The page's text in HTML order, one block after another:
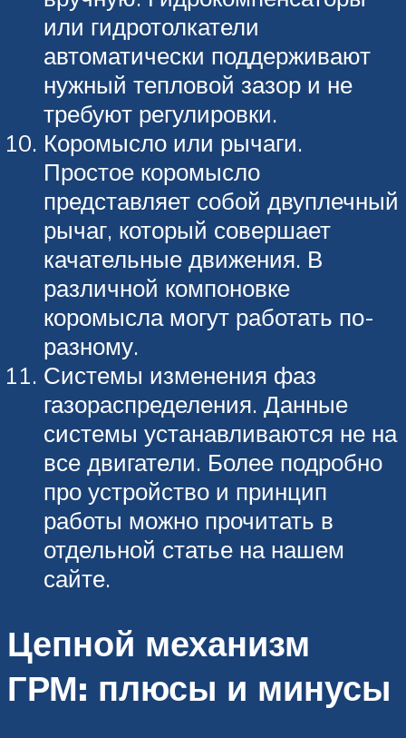
или гидротолкатели
автоматически поддерживают
нужный тепловой зазор и не
требуют регулировки.
Коромысло или рычаги.
Простое коромысло
представляет собой двуплечный
рычаг, который совершает
качательные движения. В
различной компоновке
коромысла могут работать по-
разному.
Системы изменения фаз
газораспределения. Данные
системы устанавливаются не на
все двигатели. Более подробно
про устройство и принцип
работы можно прочитать в
отдельной статье на нашем
сайте.
Цепной механизм
ГРМ: плюсы и минусы